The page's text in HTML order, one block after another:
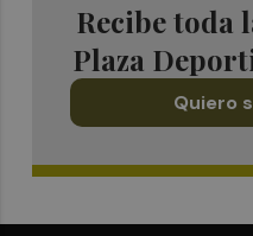
Recibe toda
Plaza
Quiero